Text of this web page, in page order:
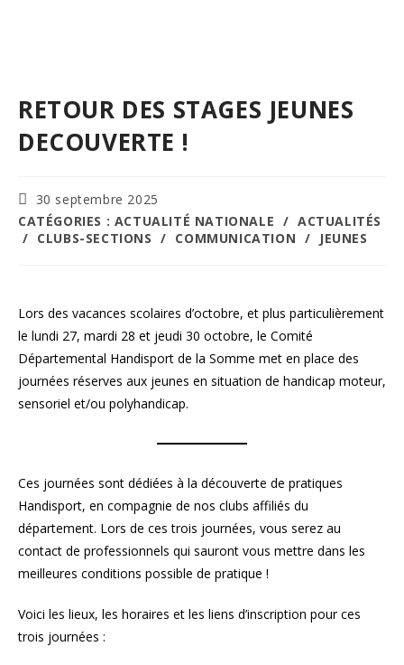
RETOUR DES STAGES JEUNES
DECOUVERTE !
Publication
publiée :
30 septembre 2025
POST
CATEGORY:
CATÉGORIES : ACTUALITÉ NATIONALE / ACTUALITÉS
/ CLUBS-SECTIONS / COMMUNICATION / JEUNES
Lors des vacances scolaires d’octobre, et plus particulièrement
le lundi 27, mardi 28 et jeudi 30 octobre, le Comité
Départemental Handisport de la Somme met en place des
journées réserves aux jeunes en situation de handicap moteur,
sensoriel et/ou polyhandicap.
Ces journées sont dédiées à la découverte de pratiques
Handisport, en compagnie de nos clubs affiliés du
département. Lors de ces trois journées, vous serez au
contact de professionnels qui sauront vous mettre dans les
meilleures conditions possible de pratique !
Voici les lieux, les horaires et les liens d’inscription pour ces
trois journées :